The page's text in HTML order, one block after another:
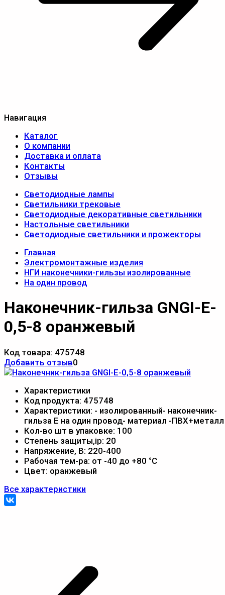
Навигация
Каталог
О компании
Доставка и оплата
Контакты
Отзывы
Светодиодные лампы
Светильники трековые
Светодиодные декоративные светильники
Настольные светильники
Светодиодные светильники и прожекторы
Главная
Электромонтажные изделия
НГИ наконечники-гильзы изолированные
На один провод
Наконечник-гильза GNGI-E-
0,5-8 оранжевый
Код товара: 475748
Добавить отзыв0
Характеристики
Код продукта: 475748
Характеристики: - изолированный- наконечник-
гильза Е на один провод- материал -ПВХ+металл
Кол-во шт в упаковке: 100
Степень защиты,ip: 20
Напряжение, В: 220-400
Рабочая тем-ра: от -40 до +80 °С
Цвет: оранжевый
Все характеристики